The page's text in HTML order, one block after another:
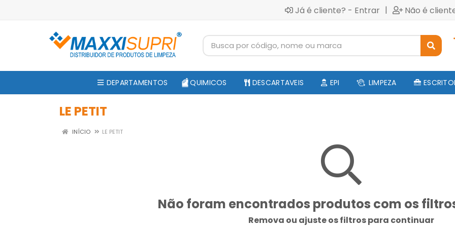
Já é cliente? - Entrar | Não é
DEPARTAMENTOS QUIMICOS DESCARTAVEIS EPI LIMPEZA
LE PETIT
INÍCIO LE PETIT
Não foram encontrados produtos com os
Remova ou ajuste os filtros para continuar